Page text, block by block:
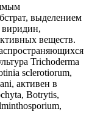
выделением
виридин,
веществ.
Trichoderma
sclerotiorum,
активен в
Botrytis,